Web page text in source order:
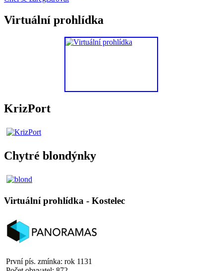
Virtuální prohlídka
KrizPort
Chytré blondýnky
Virtuální prohlídka - Kostelec
První pís. zmínka: rok 1131